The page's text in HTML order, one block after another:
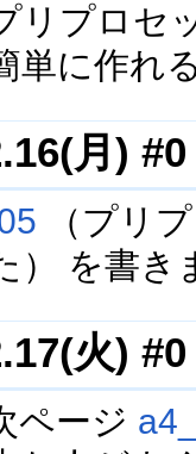
リプロセ
単に作れ
月) #0
（プリ
） を書き
火) #0
ページ